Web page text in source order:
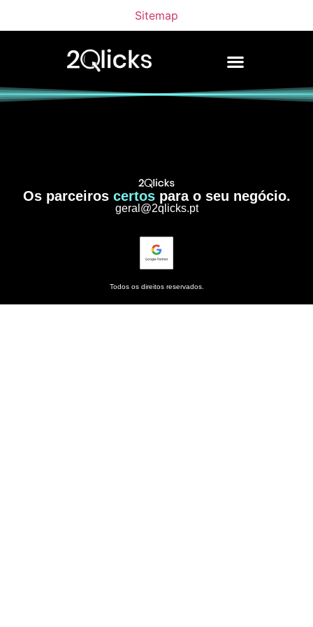
Sitemap
Os parceiros certospara o seu negócio.
geral@2qlicks.pt
Todos os direitos reservados.